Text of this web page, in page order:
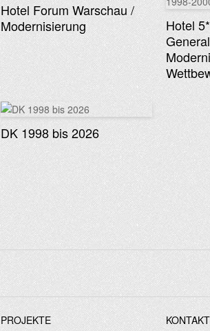
Hotel Forum Warschau /
Modernisierung
Hotel
DK 1998 bis 2026
PROJEKTE KONTAKT